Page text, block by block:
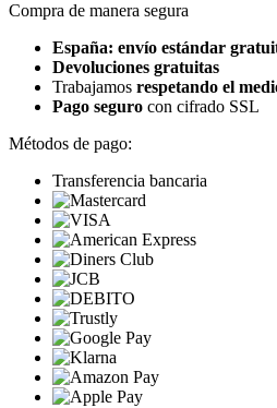
Compra de manera segura
España: envío estándar
Devoluciones gratuitas
Trabajamos respetando el
Pago seguro con cifrado SSL
Métodos de pago:
Transferencia bancaria